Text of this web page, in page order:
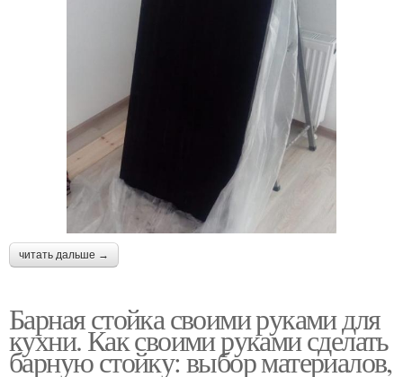
читать дальше →
Барная стойка своими руками для
кухни. Как своими руками сделать
барную стойку: выбор материалов,